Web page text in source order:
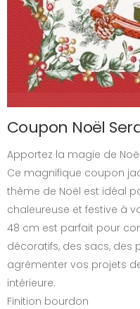
Coupon Noël
Apportez la magie de
Ce magnifique coupon
thème de Noël est idéal
chaleureuse et festive à
48 cm est parfait pour
décoratifs, des sacs, des
agrémenter vos projets
intérieure.
Finition bourdon